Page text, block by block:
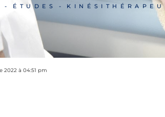
ÉTUDES
2022 à 04:51 pm